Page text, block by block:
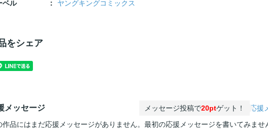
ベル ヤングキングコミックス
をシェア
メッセージ メッセージ投稿で20ptゲット！
応援
作品にはまだ応援メッセージがありません。最初の応援メッセージを書いてみませ